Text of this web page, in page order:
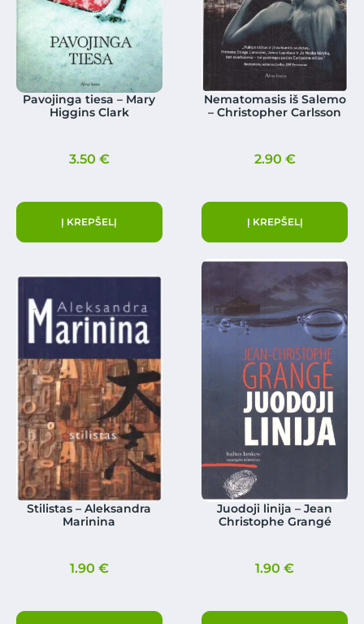
Pavojinga tiesa – Mary
Higgins Clark
3.50 €
Į KREPŠELĮ
Nematomasis iš Salemo
– Christopher Carlsson
2.90 €
Į KREPŠELĮ
Stilistas – Aleksandra
Marinina
1.90 €
Juodoji linija – Jean
Christophe Grangé
1.90€